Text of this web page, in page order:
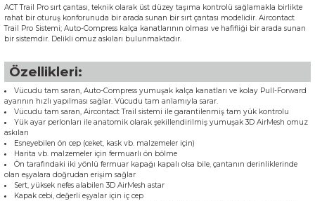
ACT Trail Pro sırt çantası, teknik olarak üst düzey taşıma kontrolü sağlamakla birlikte
rahat bir oturuş konforunuda bir arada sunan bir sırt çantası modelidir. Aircontact
Trail Pro Sistemi; Auto-Compress kalça kanatlarının olması ve hafifliği bir arada sunan
bir sistemdir. Delikli omuz askıları bulunmaktadır.
Özellikleri:
Vücudu tam saran, Auto-Compress yumuşak kalça kanatları ve kolay Pull-Forward
ayarının hızlı yapılması sağlar. Vücudu tam anlamıyla sarar.
Vücudu tam saran, Aircontact Trail sistemi ile garantilenmiş tam yük kontrolu
Yük ayar perlonları ile anatomik olarak şekillendirilmiş yumuşak 3D AirMesh omuz
askıları
Esneyebilen ön cep (ceket, kask vb. malzemeler için)
Harita vb. malzemeler için fermuarlı ön bölme
Ön tarafındaki iki yönlü fermuar kapağı kapalı olsa bile, çantanın derinliklerinde
olan eşyalara doğrudan erişim sağlar
Sert, yüksek nefes alabilen 3D AirMesh astar
Kapak cebi, değerli eşyalar için iç cep